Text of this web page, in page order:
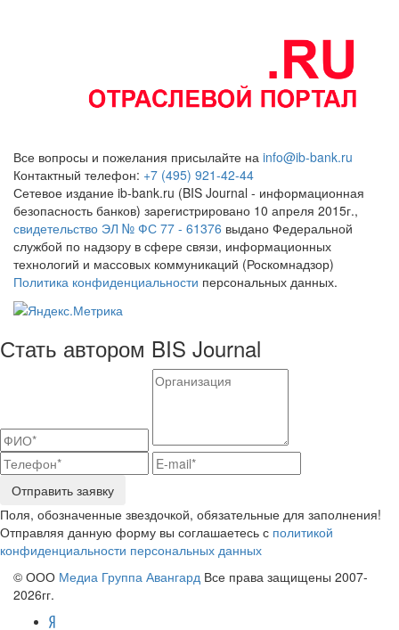
Все вопросы и пожелания присылайте на info@ib-bank.ru
Контактный телефон: +7 (495) 921-42-44
Сетевое издание ib-bank.ru (BIS Journal - информационная
безопасность банков) зарегистрировано 10 апреля 2015г.,
свидетельство ЭЛ № ФС 77 - 61376 выдано Федеральной
службой по надзору в сфере связи, информационных
технологий и массовых коммуникаций (Роскомнадзор)
Политика конфиденциальности персональных данных.
Стать автором BIS Journal
Отправить заявку
Поля, обозначенные звездочкой, обязательные для заполнения!
Отправляя данную форму вы соглашаетесь с политикой
конфиденциальности персональных данных
© ООО Медиа Группа Авангард Все права защищены 2007-
2026гг.